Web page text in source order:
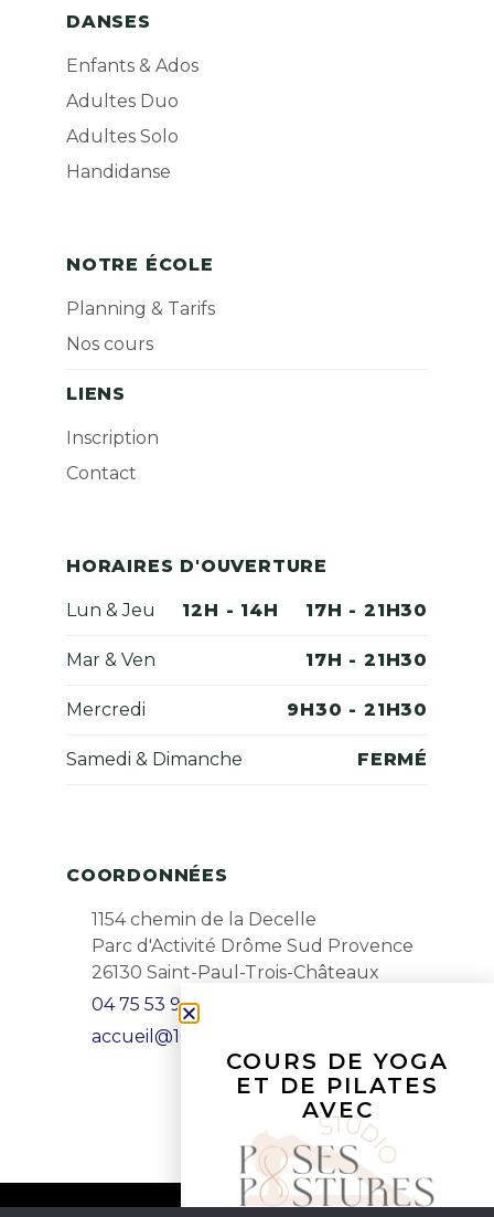
DANSES
Enfants & Ados
Adultes Duo
Adultes Solo
Handidanse
NOTRE ÉCOLE
Planning & Tarifs
Nos cours
LIENS
Inscription
Contact
HORAIRES D'OUVERTURE
Lun & Jeu 12H - 14H 17H - 21H30
Mar & Ven 17H - 21H30
Mercredi 9H30 - 21H30
Samedi & Dimanche FERMÉ
COORDONNÉES
1154 chemin de la Decelle
Parc d'Activité Drôme Sud Provence
26130 Saint-Paul-Trois-Châteaux
04 75 53 99 25
accueil@1001danses.fr
COURS DE YOGA
ET DE PILATES
AVEC